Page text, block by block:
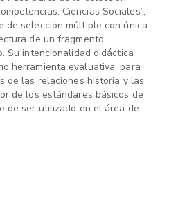
Ciencias Sociales”,
de selección múltiple con única
de un fragmento
Su intencionalidad didáctica
herramienta evaluativa, para
de las relaciones historia y las
de los estándares básicos de
de ser utilizado en el área de